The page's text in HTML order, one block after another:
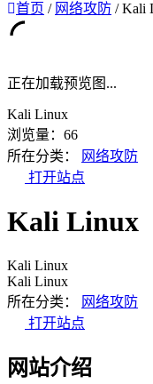
首页 / 网络攻防 / Kali
正在加载预览图...
Kali Linux
浏览量：66
所在分类：
网络攻防
打开站点
Kali Linux
Kali Linux
Kali Linux
所在分类：
网络攻防
打开站点
网站介绍